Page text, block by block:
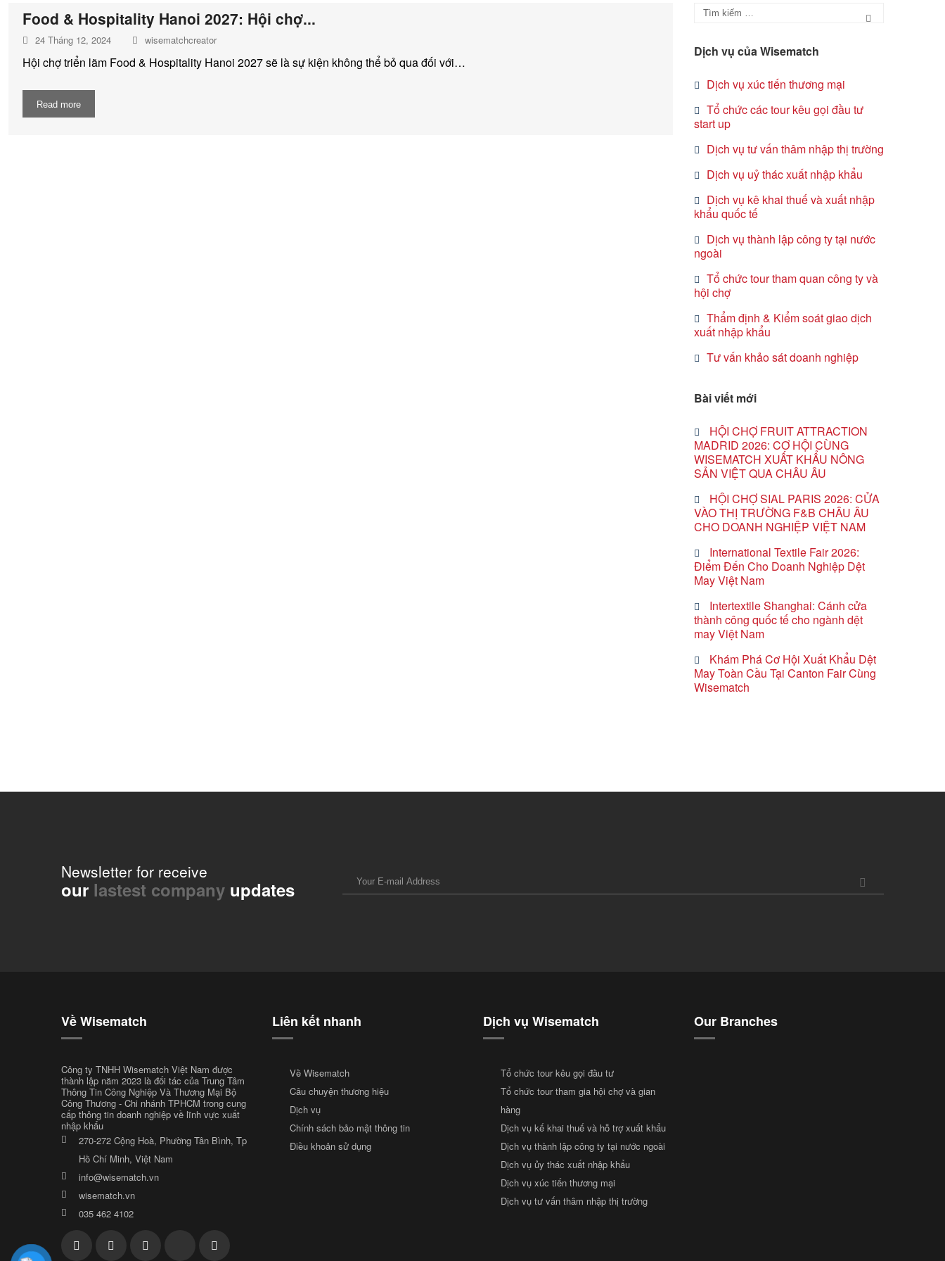
Food & Hospitality Hanoi 2027: Hội chợ...
24 Tháng 12, 2024 wisematchcreator
Hội chợ triển lãm Food & Hospitality Hanoi 2027 sẽ là sự kiện không thể bỏ qua đối với…
Read more
Dịch vụ của Wisematch
Dịch vụ xúc tiến thương mại
Tổ chức các tour kêu gọi đầu tư
start up
Dịch vụ tư vấn thâm nhập thị trường
Dịch vụ uỷ thác xuất nhập khẩu
Dịch vụ kê khai thuế và xuất nhập
khẩu quốc tế
Dịch vụ thành lập công ty tại nước
ngoài
Tổ chức tour tham quan công ty và
hội chợ
Thẩm định & Kiểm soát giao dịch
xuất nhập khẩu
Tư vấn khảo sát doanh nghiệp
Bài viết mới
HỘI CHỢ FRUIT ATTRACTION
MADRID 2026: CƠ HỘI CÙNG
WISEMATCH XUẤT KHẨU NÔNG
SẢN VIỆT QUA CHÂU ÂU
HỘI CHỢ SIAL PARIS 2026: CỬA
VÀO THỊ TRƯỜNG F&B CHÂU ÂU
CHO DOANH NGHIỆP VIỆT NAM
International Textile Fair 2026:
Điểm Đến Cho Doanh Nghiệp Dệt
May Việt Nam
Intertextile Shanghai: Cánh cửa
thành công quốc tế cho ngành dệt
may Việt Nam
Khám Phá Cơ Hội Xuất Khẩu Dệt
May Toàn Cầu Tại Canton Fair Cùng
Wisematch
Newsletter for receive
our lastest company updates
Về Wisematch
Công ty TNHH Wisematch Việt Nam được
thành lập năm 2023 là đối tác của Trung Tâm
Thông Tin Công Nghiệp Và Thương Mại Bộ
Công Thương - Chi nhánh TPHCM trong cung
cấp thông tin doanh nghiệp về lĩnh vực xuất
nhập khẩu
270-272 Cộng Hoà, Phường Tân Bình, Tp
Hồ Chí Minh, Việt Nam
info@wisematch.vn
wisematch.vn
035 462 4102
Liên kết nhanh
Về Wisematch
Câu chuyện thương hiệu
Dịch vụ
Chính sách bảo mật thông tin
Điều khoản sử dụng
Dịch vụ Wisematch
Tổ chức tour kêu gọi đầu tư
Tổ chức tour tham gia hội chợ và gian
hàng
Dịch vụ kế khai thuế và hỗ trợ xuất khẩu
Dịch vụ thành lập công ty tại nước ngoài
Dịch vụ ủy thác xuất nhập khẩu
Dịch vụ xúc tiến thương mại
Dịch vụ tư vấn thâm nhập thị trường
Our Branches